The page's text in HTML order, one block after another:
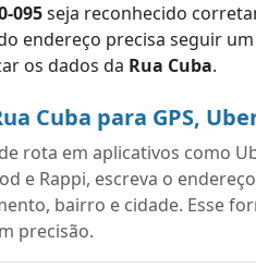
095seja reconhecido
endereço precisa seguir
os dados da Rua Cuba.
Cuba para GPS,
rota em aplicativos como
e Rappi, escreva o
bairro e cidade. Esse
precisão.